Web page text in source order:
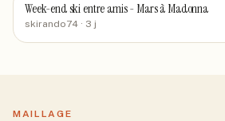
Week-end ski entre amis - Mars à Madonna
skirando74 · 3 j
MAILLAGE